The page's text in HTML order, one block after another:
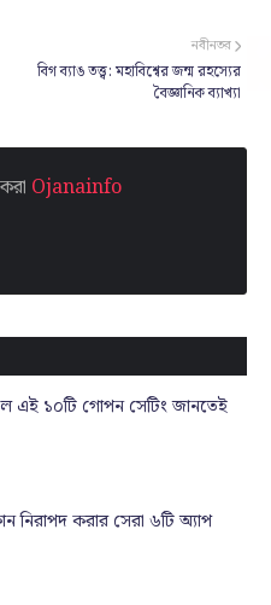
নবীনতর
বিগ ব্যাঙ তত্ত্ব: মহাবিশ্বের জন্ম রহস্যের
বৈজ্ঞানিক ব্যাখ্যা
Ojanainfo
এই ১০টি গোপন সেটিং জানতেই
নিরাপদ করার সেরা ৬টি অ্যাপ